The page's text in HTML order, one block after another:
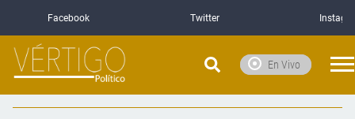
Facebook Twitter
En Vivo